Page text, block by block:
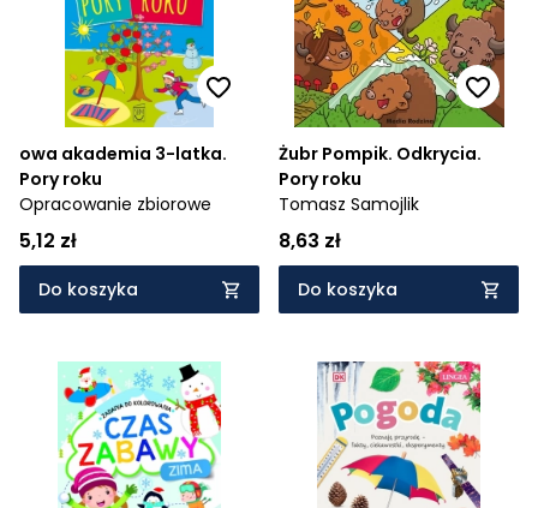
owa akademia 3-latka.
Pory roku
Opracowanie zbiorowe
5,12 zł
Do koszyka
Żubr Pompik. Odkrycia.
Pory roku
Tomasz Samojlik
8,63 zł
Do koszyka